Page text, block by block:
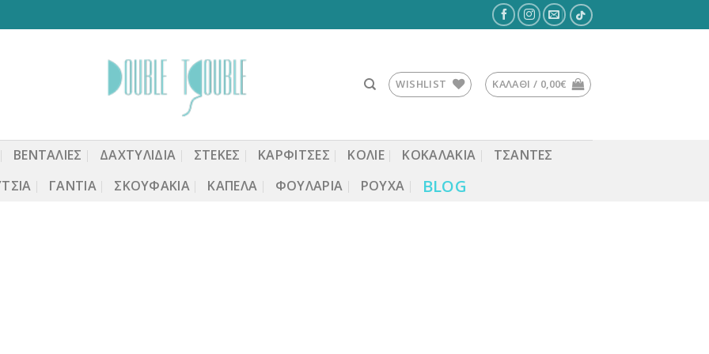
WISHLIST ΚΑΛΆΘΙ / 0,00€
ΒΕΝΤΆΛΙΕΣ ΔΑΧΤΥΛΙΔΙΑ ΣΤΈΚΕΣ ΚΑΡΦΙΤΣΕΣ ΚΟΛΙΕ ΚΟΚΑΛΆΚΙΑ
ΤΣΆΝΤΕΣ
ΓΆΝΤΙΑ ΣΚΟΥΦΆΚΙΑ ΚΑΠΈΛΑ ΦΟΥΛΆΡΙΑ ΡΟΎΧΑ BLOG